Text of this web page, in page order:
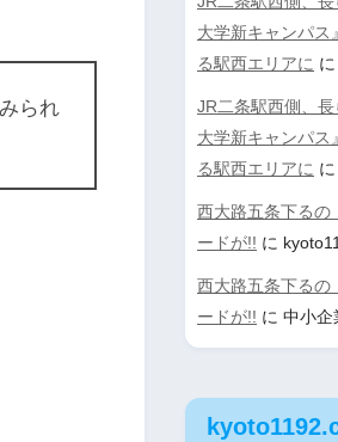
られ
大学新キャンパス
る駅西エリアに に
JR二条駅西側、
大学新キャンパス
る駅西エリアに に
西大路五条下るの
ードが!! に
西大路五条下るの
ードが!! に 中小企